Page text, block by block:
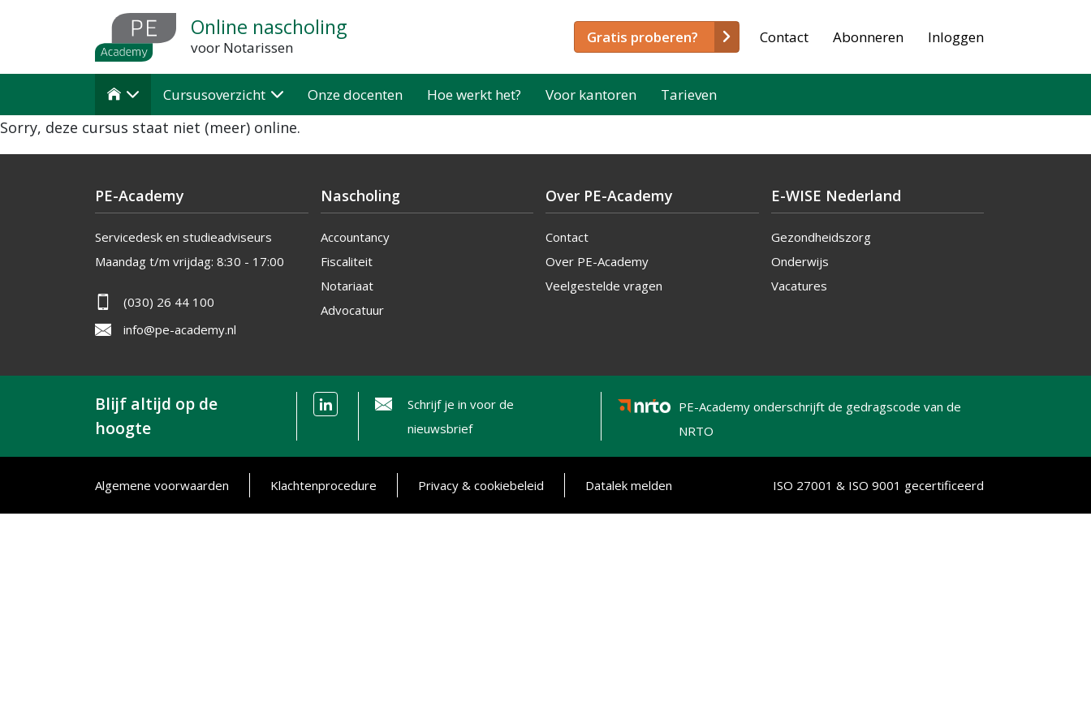
gaan
Online nascholing
voor Notarissen
Gratis proberen? Contact Abonneren Inloggen
 Cursusoverzicht Onze docenten Hoe werkt het? Voor kantoren Tarieven
Sorry, deze cursus staat niet (meer) online.
PE-Academy
Servicedesk en studieadviseurs
Maandag t/m vrijdag: 8:30 - 17:00
(030) 26 44 100
info@pe-academy.nl
Nascholing
Accountancy
Fiscaliteit
Notariaat
Advocatuur
Over PE-Academy
Contact
Over PE-Academy
Veelgestelde vragen
E-WISE Nederland
Gezondheidszorg
Onderwijs
Vacatures
Blijf altijd op de
hoogte
Schrijf je in voor de
nieuwsbrief
PE-Academy onderschrijft de gedragscode van de
NRTO
Algemene voorwaarden Klachtenprocedure Privacy & cookiebeleid Datalek melden ISO 27001 & ISO 9001 gecertificeerd